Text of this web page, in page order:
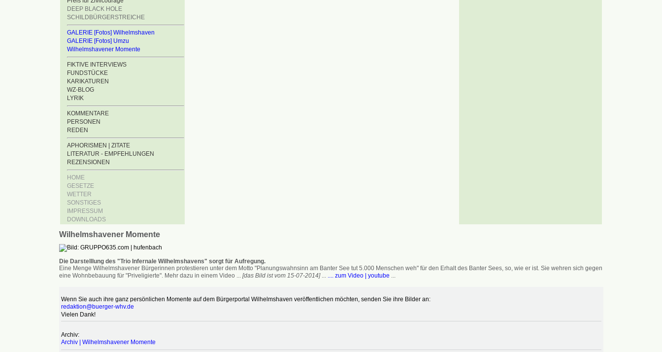
DEEP BLACK HOLE
SCHILDBÜRGERSTREICHE
GALERIE [Fotos] Wilhelmshaven
GALERIE [Fotos] Umzu
Wilhelmshavener Momente
FIKTIVE INTERVIEWS
FUNDSTÜCKE
KARIKATUREN
WZ-BLOG
LYRIK
KOMMENTARE
PERSONEN
REDEN
APHORISMEN | ZITATE
LITERATUR - EMPFEHLUNGEN
REZENSIONEN
HOME
GESETZE
WETTER
SONSTIGES
IMPRESSUM
DOWNLOADS
Wilhelmshavener Momente
Die Darstelllung des "Trio Infernale Wilhelmshavens" sorgt für Aufregung.
Eine Menge Wilhelmshavener Bürgerinnen protestieren unter dem Motto "Planungswahnsinn am Banter See tut 5.000 Menschen weh" für den Erhalt des Banter Sees, so, wie er ist. Sie wehren sich gegen
eine Wohnbebauung für "Priveligierte". Mehr dazu in einem Video ... [das Bild ist vom 15-07-2014]... .... zum Video | youtube ...
Wenn Sie auch ihre ganz persönlichen Momente auf dem Bürgerportal Wilhelmshaven veröffentlichen möchten, senden Sie ihre Bilder an:
redaktion@buerger-whv.de
Vielen Dank!
Archiv:
Archiv | Wilhelmshavener Momente